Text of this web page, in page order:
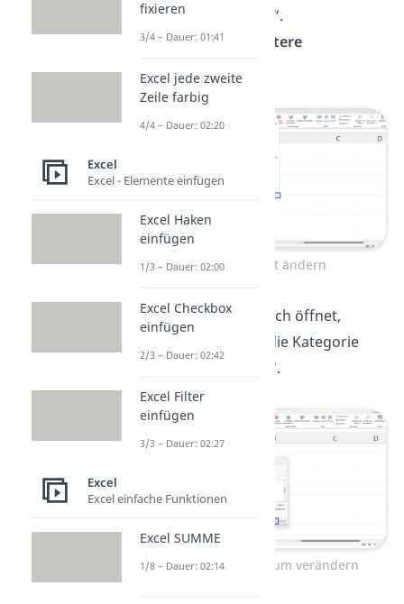
Pfeil neben „
“.
Klicke jetzt auf „
Weitere
Zahlenformat ändern
In dem Menü, das sich öffnet,
klickst du links auf die Kategorie
“.
Wochentag in Datum verändern
fixieren
3/4 – Dauer: 01:41
Excel jede zweite
Zeile farbig
4/4 – Dauer: 02:20
Excel
Excel - Elemente einfügen
Excel Haken
einfügen
1/3 – Dauer: 02:00
Excel Checkbox
einfügen
2/3 – Dauer: 02:42
Excel Filter
einfügen
3/3 – Dauer: 02:27
Excel
Excel einfache Funktionen
Excel SUMME
1/8 – Dauer: 02:14